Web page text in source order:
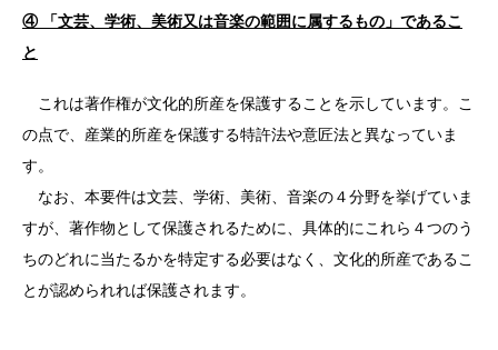
④ 「文芸、学術、美術又は音楽の範囲に属するもの」であるこ
と
これは著作権が文化的所産を保護することを示しています。こ
の点で、産業的所産を保護する特許法や意匠法と異なっていま
す。
なお、本要件は文芸、学術、美術、音楽の４分野を挙げていま
すが、著作物として保護されるために、具体的にこれら４つのう
ちのどれに当たるかを特定する必要はなく、文化的所産であるこ
とが認められれば保護されます。